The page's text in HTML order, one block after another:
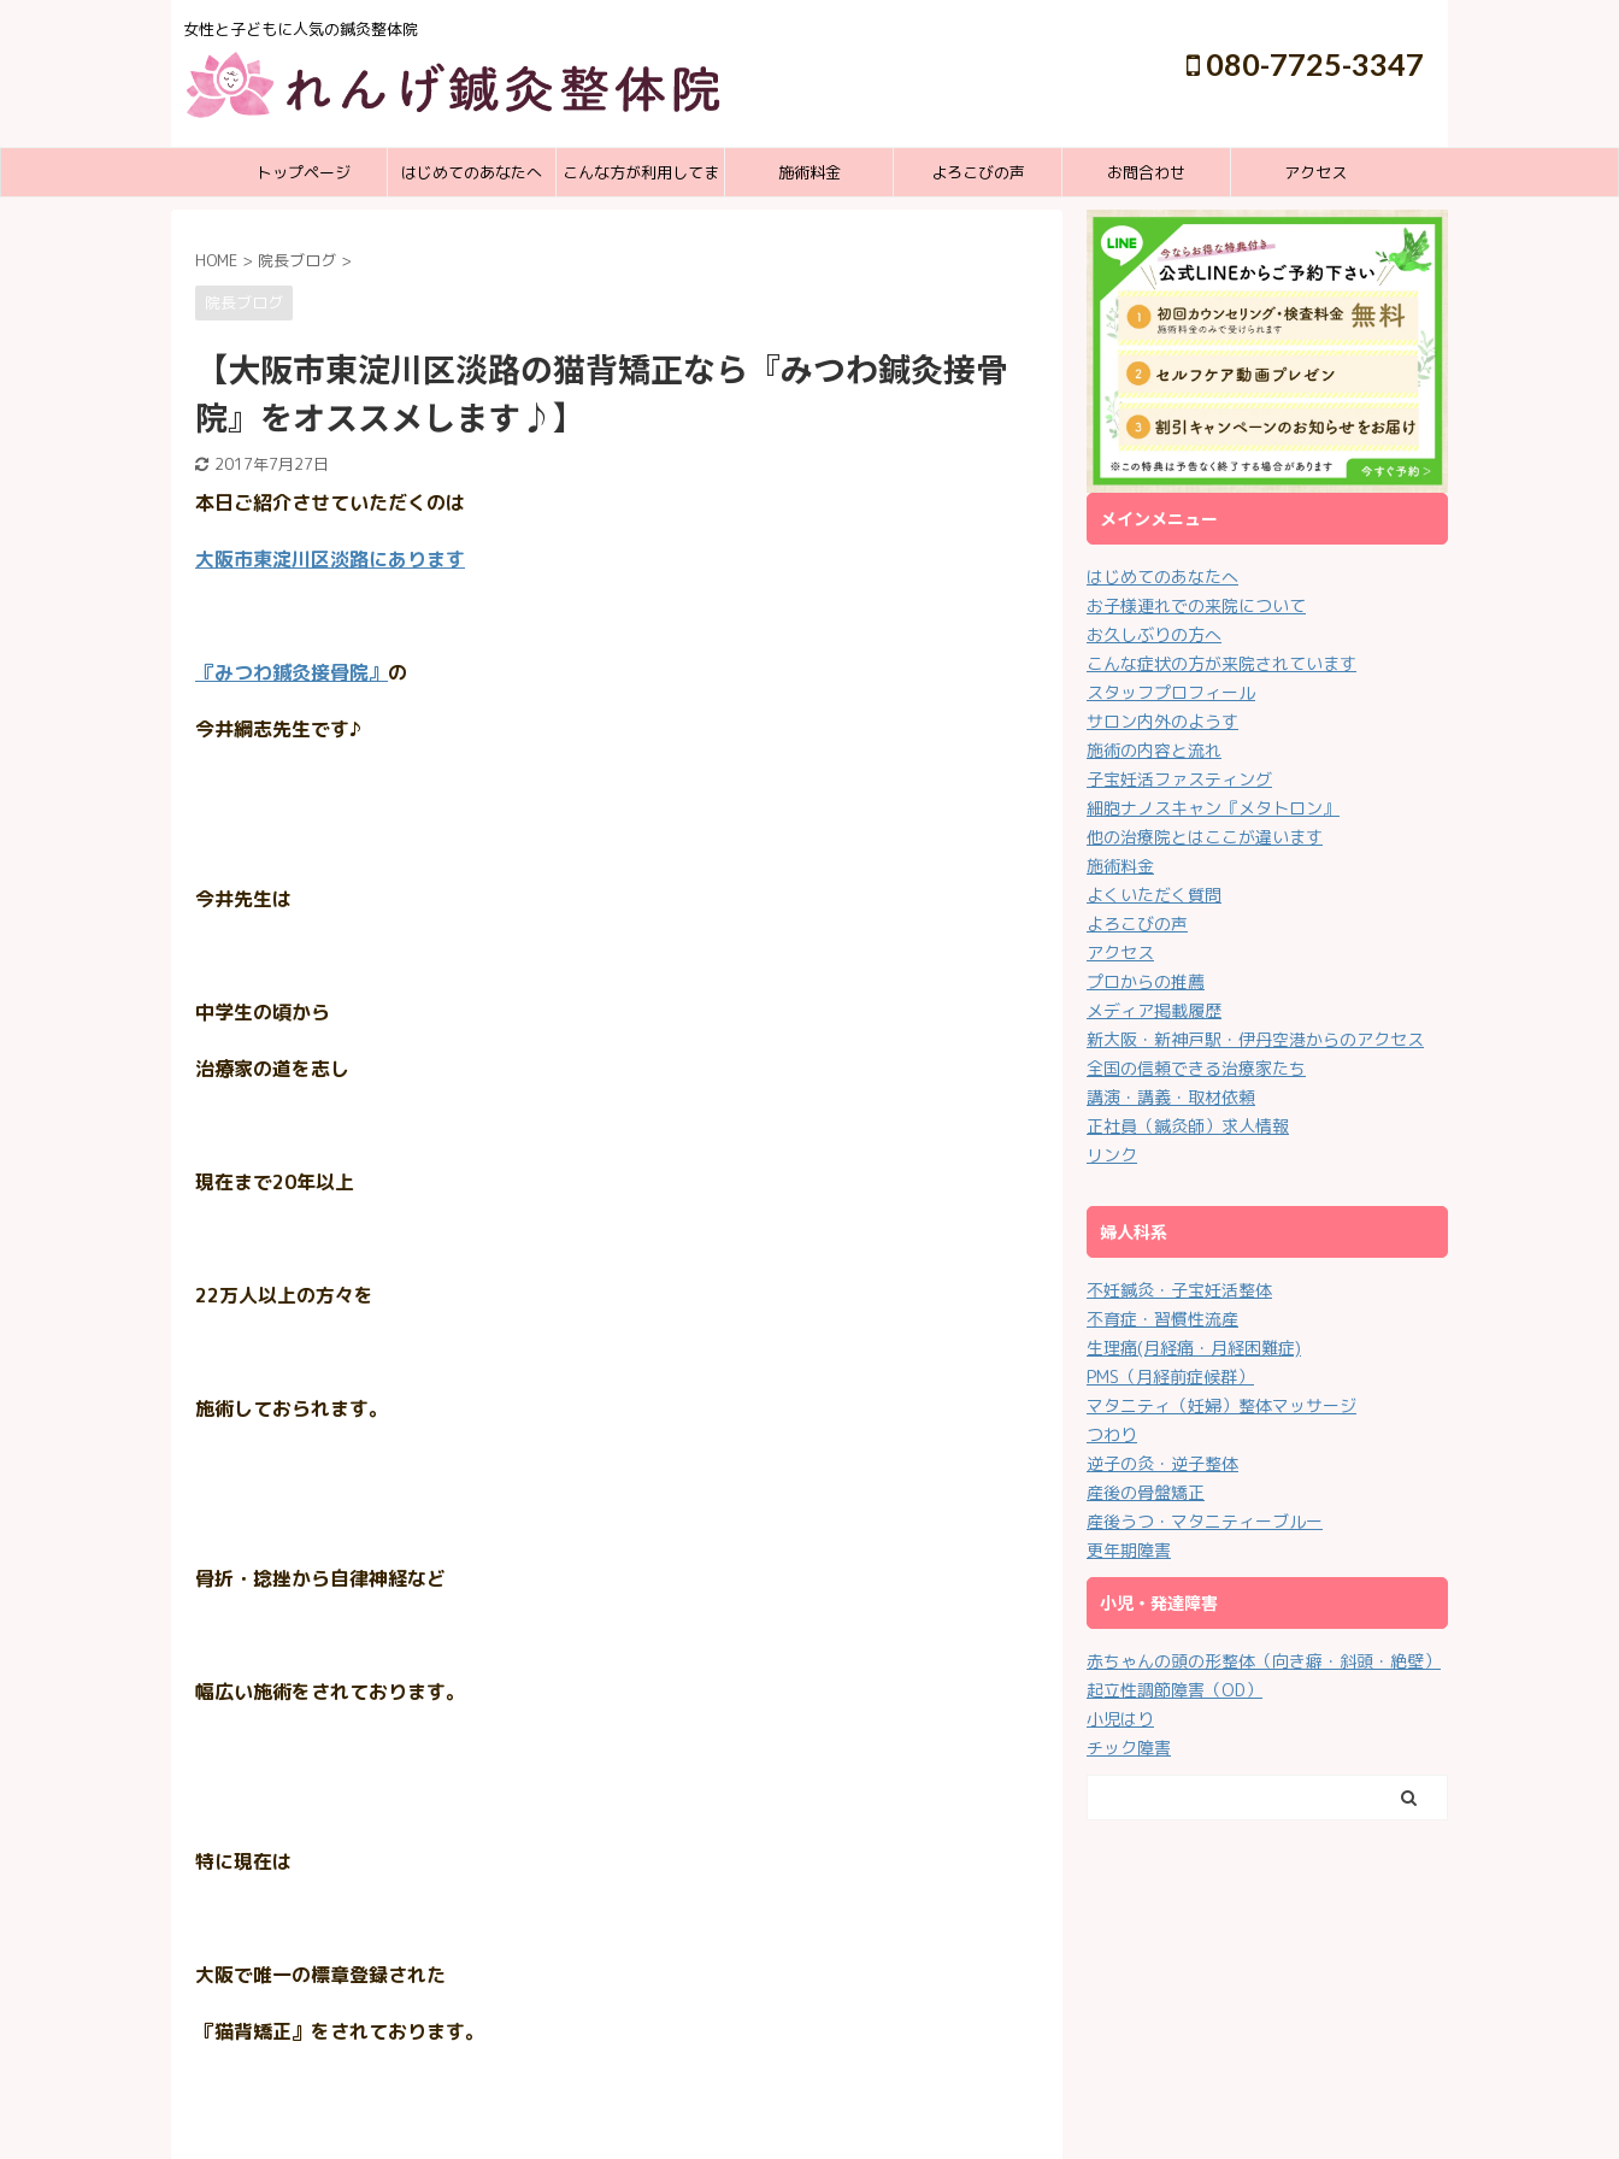
女性と子どもに人気の鍼灸整体院
080-7725-3347
トップページ はじめてのあなたへ こんな方が利用してま 施術料金 よろこびの声 お問合わせ アクセス
HOME > 院長ブログ >
院長ブログ
【大阪市東淀川区淡路の猫背矯正なら『みつわ鍼灸接骨
院』をオススメします♪】
2017年7月27日
本日ご紹介させていただくのは
大阪市東淀川区淡路にあります
『みつわ鍼灸接骨院』 の
今井綱志先生です♪
今井先生は
中学生の頃から
治療家の道を志し
現在まで20年以上
22万人以上の方々を
施術しておられます。
骨折・捻挫から自律神経など
幅広い施術をされております。
特に現在は
大阪で唯一の標章登録された
『猫背矯正』をされております。
メインメニュー
はじめてのあなたへ
お子様連れでの来院について
お久しぶりの方へ
こんな症状の方が来院されています
スタッフプロフィール
サロン内外のようす
施術の内容と流れ
子宝妊活ファスティング
細胞ナノスキャン『メタトロン』
他の治療院とはここが違います
施術料金
よくいただく質問
よろこびの声
アクセス
プロからの推薦
メディア掲載履歴
新大阪・新神戸駅・伊丹空港からのアクセス
全国の信頼できる治療家たち
講演・講義・取材依頼
正社員（鍼灸師）求人情報
リンク
婦人科系
不妊鍼灸・子宝妊活整体
不育症・習慣性流産
生理痛(月経痛・月経困難症)
PMS（月経前症候群）
マタニティ（妊婦）整体マッサージ
つわり
逆子の灸・逆子整体
産後の骨盤矯正
産後うつ・マタニティーブルー
更年期障害
小児・発達障害
赤ちゃんの頭の形整体（向き癖・斜頭・絶壁）
起立性調節障害（OD）
小児はり
チック障害